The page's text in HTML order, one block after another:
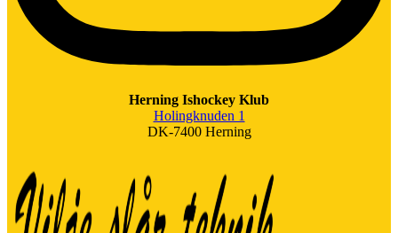
Herning Ishockey Klub
Holingknuden 1
DK-7400 Herning